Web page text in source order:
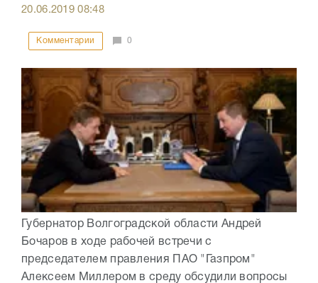
20.06.201908:48
Комментарии 0
Губернатор Волгоградской области Андрей
Бочаров в ходе рабочей встречи с
председателем правления ПАО "Газпром"
Алексеем Миллером в среду обсудили вопросы